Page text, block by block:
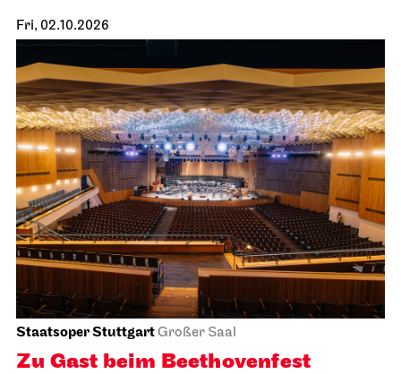
Fri, 02.10.2026
Staatsoper StuttgartGroßer Saal
Zu Gast beim Beethovenfest